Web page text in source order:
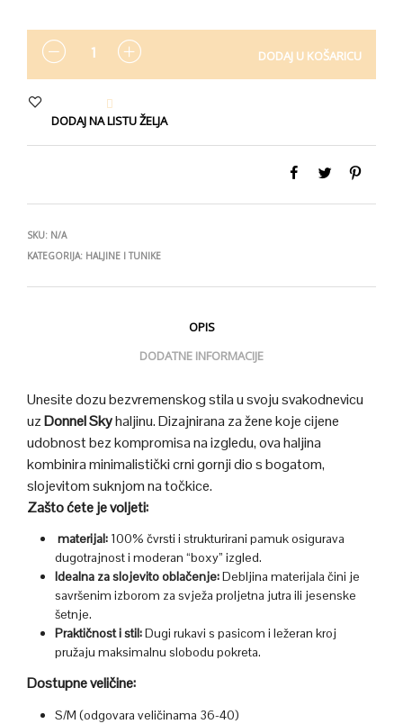
KOLIČINA DODAJ U KOŠARICU
DODAJ NA LISTU ŽELJA
SKU: N/A
KATEGORIJA: HALJINE I TUNIKE
OPIS
DODATNE INFORMACIJE
Unesite dozu bezvremenskog stila u svoju svakodnevicu
uzDonnel Skyhaljinu. Dizajnirana za žene koje cijene
udobnost bez kompromisa na izgledu, ova haljina
kombinira minimalistički crni gornji dio s bogatom,
slojevitom suknjom na točkice.
Zašto ćete je voljeti:
materijal:100% čvrsti i strukturirani pamuk osigurava
dugotrajnost i moderan “boxy” izgled.
Idealna za slojevito oblačenje:Debljina materijala čini je
savršenim izborom za svježa proljetna jutra ili jesenske
šetnje.
Praktičnost i stil:Dugi rukavi s pasicom i ležeran kroj
pružaju maksimalnu slobodu pokreta.
Dostupne veličine:
S/M (odgovara veličinama 36-40)